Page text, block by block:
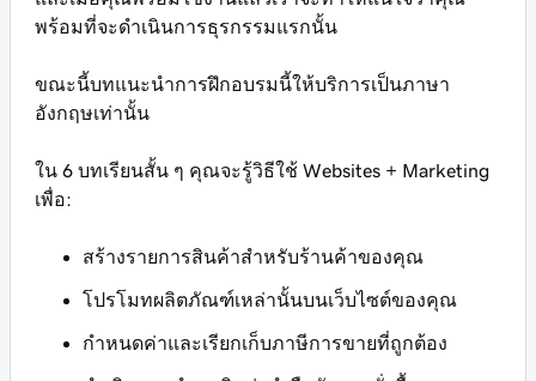
พร้อมที่จะดำเนินการธุรกรรมแรกนั้น
ขณะนี้บทแนะนำการฝึกอบรมนี้ให้บริการเป็นภาษา
อังกฤษเท่านั้น
ใน 6 บทเรียนสั้น ๆ คุณจะรู้วิธีใช้ Websites + Marketing
เพื่อ:
สร้างรายการสินค้าสำหรับร้านค้าของคุณ
โปรโมทผลิตภัณฑ์เหล่านั้นบนเว็บไซต์ของคุณ
กำหนดค่าและเรียกเก็บภาษีการขายที่ถูกต้อง